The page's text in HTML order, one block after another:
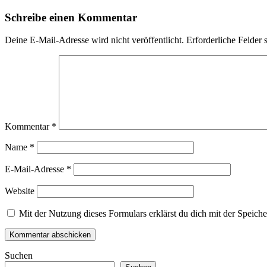
Schreibe einen Kommentar
Deine E-Mail-Adresse wird nicht veröffentlicht. Erforderliche Felder
Kommentar *
Name *
E-Mail-Adresse *
Website
Mit der Nutzung dieses Formulars erklärst du dich mit der
Suchen